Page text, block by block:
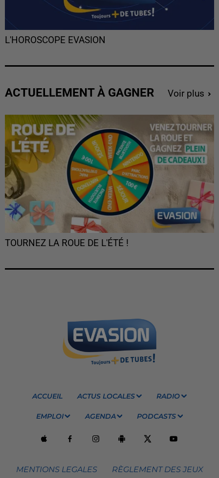
L'HOROSCOPE EVASION
ACTUELLEMENT À GAGNER Voir plus
TOURNEZ LA ROUE DE L'ÉTÉ !
ACCUEIL ACTUS LOCALES RADIO
EMPLOI AGENDA PODCASTS
MENTIONS LEGALES RÈGLEMENT DES JEUX